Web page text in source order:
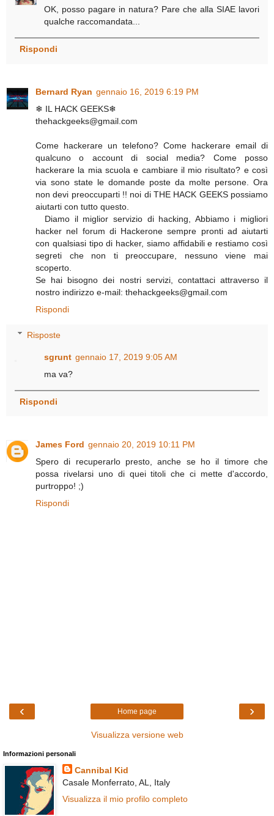
OK, posso pagare in natura? Pare che alla SIAE lavori
qualche raccomandata...
Rispondi
Bernard Ryan gennaio 16, 2019 6:19 PM
❄ IL HACK GEEKS❄
thehackgeeks@gmail.com
Come hackerare un telefono? Come hackerare email di
qualcuno o account di social media? Come posso
hackerare la mia scuola e cambiare il mio risultato? e così
via sono state le domande poste da molte persone. Ora
non devi preoccuparti !! noi di THE HACK GEEKS possiamo
aiutarti con tutto questo.
Diamo il miglior servizio di hacking, Abbiamo i migliori
hacker nel forum di Hackerone sempre pronti ad aiutarti
con qualsiasi tipo di hacker, siamo affidabili e restiamo così
segreti che non ti preoccupare, nessuno viene mai
scoperto.
Se hai bisogno dei nostri servizi, contattaci attraverso il
nostro indirizzo e-mail: thehackgeeks@gmail.com
Rispondi
Risposte
sgrunt gennaio 17, 2019 9:05 AM
ma va?
Rispondi
James Ford gennaio 20, 2019 10:11 PM
Spero di recuperarlo presto, anche se ho il timore che
possa rivelarsi uno di quei titoli che ci mette d'accordo,
purtroppo! ;)
Rispondi
‹ ›
Home page
Visualizza versione web
Informazioni personali
Cannibal Kid
Casale Monferrato, AL, Italy
Visualizza il mio profilo completo